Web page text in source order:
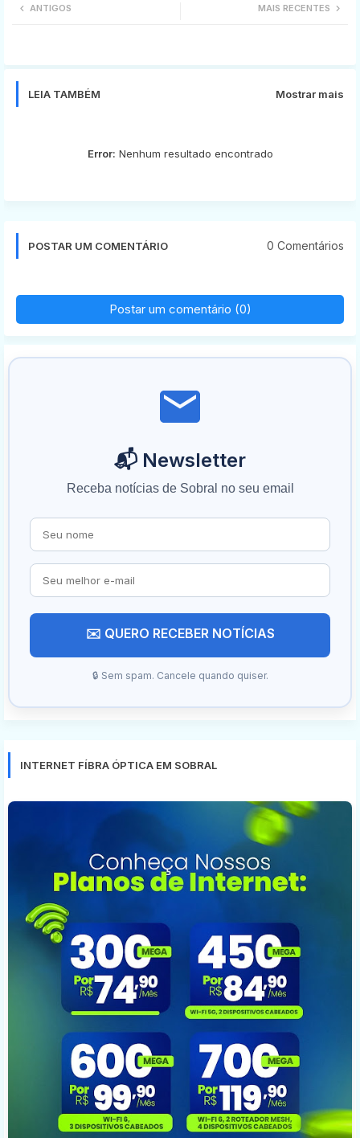
MAIS RECENTES
ANTIGOS
LEIA TAMBÉM Mostrar mais
Error: Nenhum resultado encontrado
POSTAR UM COMENTÁRIO 0 Comentários
Postar um comentário (0)
📬 Newsletter
Receba notícias de Sobral no seu email
✉️ QUERO RECEBER NOTÍCIAS
🔒 Sem spam. Cancele quando quiser.
INTERNET FÍBRA ÓPTICA EM SOBRAL